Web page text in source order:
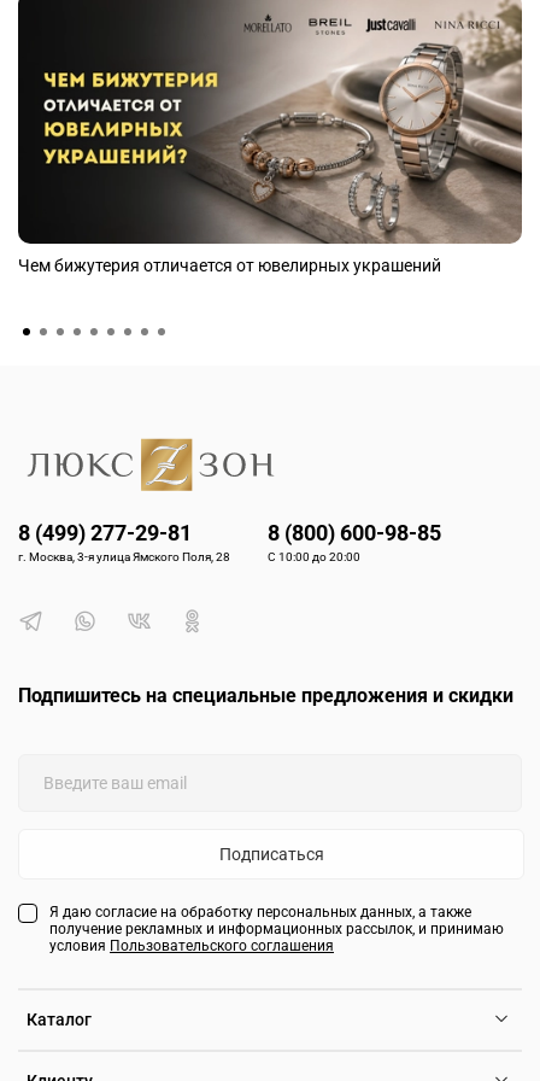
Чем бижутерия отличается от ювелирных украшений
Каталог
Подпишитесь на специальные предложения и скидки
Подписаться
Я даю согласие на обработку персональных данных, а также
получение рекламных и информационных рассылок, и принимаю
условия Пользовательского соглашения
8 (499) 277-29-81
г. Москва, 3-я улица Ямского Поля, 28
8 (800) 600-98-85
С 10:00 до 20:00